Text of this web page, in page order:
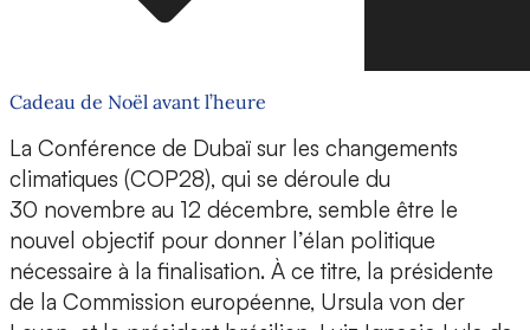
Cadeau de Noël avant l’heure
La Conférence de Dubaï sur les changements
climatiques (COP28), qui se déroule du
30 novembre au 12 décembre, semble être le
nouvel objectif pour donner l’élan politique
nécessaire à la finalisation. À ce titre, la présidente
de la Commission européenne, Ursula von der